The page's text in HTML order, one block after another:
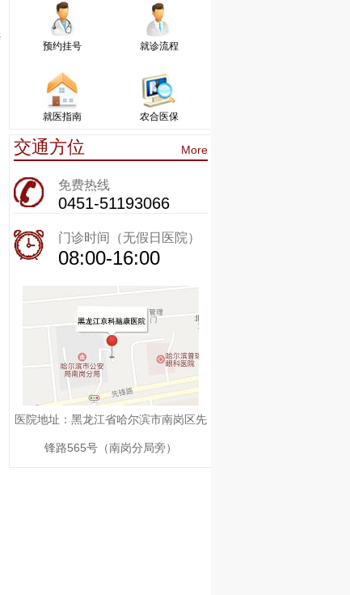
预约挂号 就诊流程
就医指南 农合医保
交通方位 More
免费热线
0451-51193066
门诊时间（无假日医院）
08:00-16:00
医院地址：黑龙江省哈尔滨市南岗区先
锋路565号（南岗分局旁）